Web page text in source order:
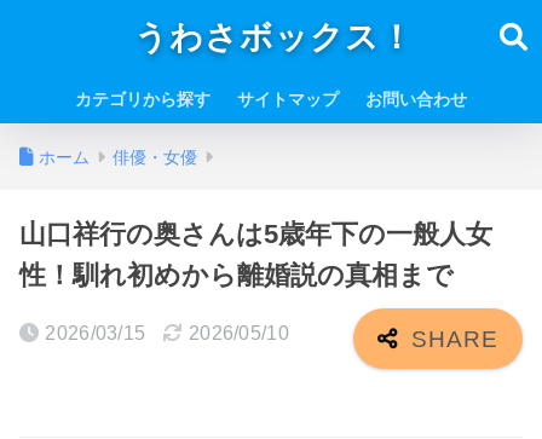
うわさボックス！
カテゴリから探す サイトマップ お問い合わせ
ホーム 俳優・女優
山口祥行の奥さんは5歳年下の一般人女
性！馴れ初めから離婚説の真相まで
2026/03/15 2026/05/10